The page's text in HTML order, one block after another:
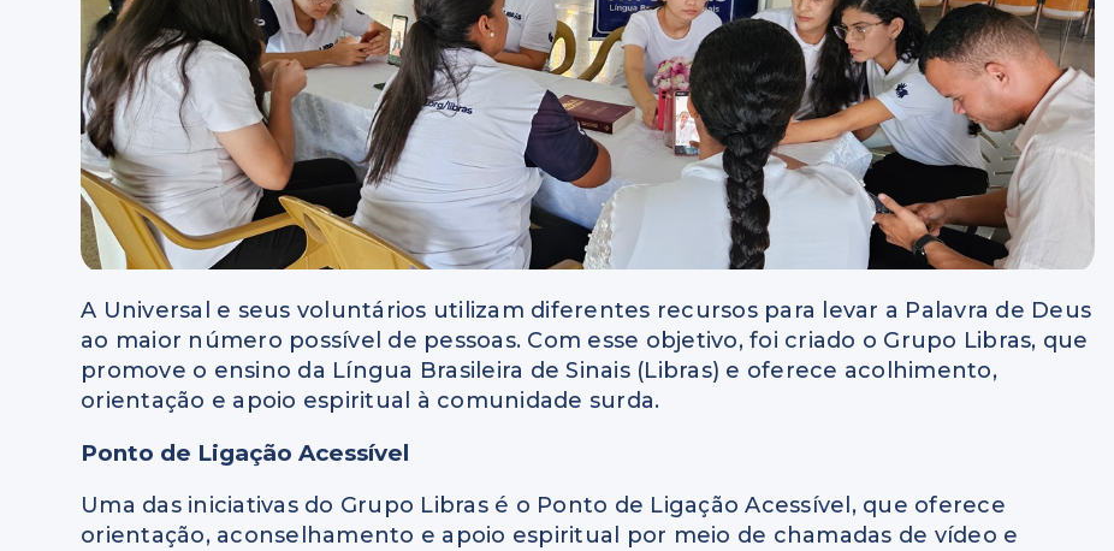
A Universal e seus voluntários utilizam diferentes recursos para levar a Palavra de Deus
ao maior número possível de pessoas. Com esse objetivo, foi criado o Grupo Libras, que
promove o ensino da Língua Brasileira de Sinais (Libras) e oferece acolhimento,
orientação e apoio espiritual à comunidade surda.
Ponto de Ligação Acessível
Uma das iniciativas do Grupo Libras é o Ponto de Ligação Acessível, que oferece
orientação, aconselhamento e apoio espiritual por meio de chamadas de vídeo e